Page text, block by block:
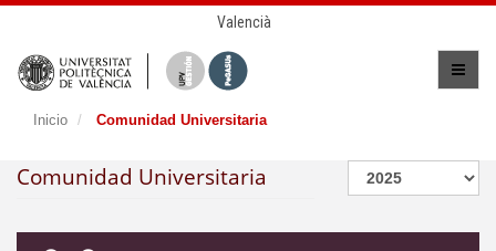
Valencià
Inicio Comunidad Universitaria
Comunidad Universitaria